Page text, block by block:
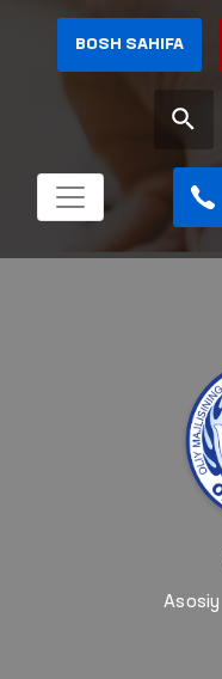
BOSH SAHIFA
Asosiy